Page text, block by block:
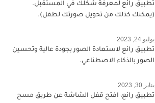
تطبيق رائع لمعرفة شكلك في المستقبل.
(يمكنك كذلك من تحويل صورتك لطفل).
يوليو 24, 2023
تطبيق رائع لاستعادة الصور بجودة عالية وتحسين
الصور بالذكاء الاصطناعي.
يناير 30, 2023
تطبيق رائع، افتح قفل الشاشة عن طريق مسح